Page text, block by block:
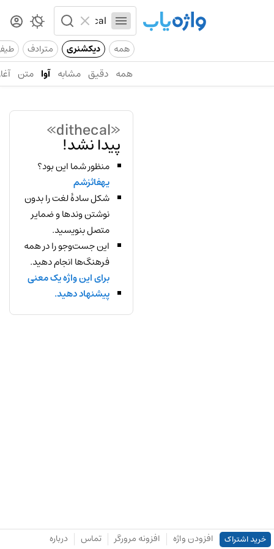
همه دیکشنری مترادف
همه دقیق مشابه آوا متن
«dithecal»
پیدا نشد!
منظور شما این بود؟
یهفاثزشم
شکل سادهٔ لغت را بدون
نوشتن وندها و ضمایر
متصل بنویسید.
این جست‌وجو را در همه
فرهنگ‌ها انجام دهید.
برای این واژه یک معنی
پیشنهاد دهید.
خرید اشتراک افزودن واژه افزونه مرورگر تماس درباره